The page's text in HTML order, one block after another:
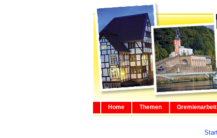
Home Themen Gremienarbeit